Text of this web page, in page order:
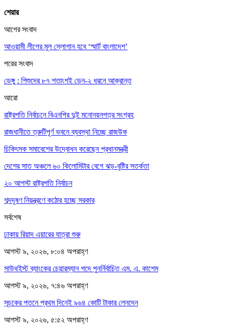
শেয়ার
আগের সংবাদ
আওয়ামী লীগের মূল স্লোগান হবে ‘স্মার্ট বাংলাদেশ’
পরের সংবাদ
ডেঙ্গু : শিশুদের ৮৭ শতাংশই ডেন-২ ধরনে আক্রান্ত
আরো
রাষ্ট্রপতি নির্বাচনে বিএনপির দুই মনোনয়নপত্র সংগ্রহ
রাজধানীতে ত্রুটিপূর্ণ ভবনে ব্যবস্থা নিচ্ছে রাজউক
চিকিৎসক সমাবেশের উদ্বোধন করেছেন প্রধানমন্ত্রী
দেশের সাত অঞ্চলে ৬০ কিলোমিটার বেগে ঝড়-বৃষ্টির সতর্কতা
২০ আগস্ট রাষ্ট্রপতি নির্বাচন
শব্দদূষণ নিয়ন্ত্রণে কঠোর হচ্ছে সরকার
সর্বশেষ
ঢাকায় রিয়াদ এয়ারের যাত্রা শুরু
আগস্ট ৯, ২০২৬, ৮:০৪ অপরাহ্ণ
সাউথইস্ট ব্যাংকের চেয়ারম্যান পদে পুনর্নির্বাচিত এম. এ. কাশেম
আগস্ট ৯, ২০২৬, ৭:৪৬ অপরাহ্ণ
সূচকের পতনে প্রথম দিনেই ৯৬৪ কোটি টাকার লেনদেন
আগস্ট ৯, ২০২৬, ৫:৫২ অপরাহ্ণ